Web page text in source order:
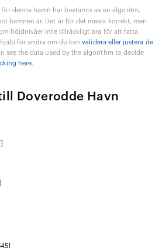
denna hamn har bestämts av en algoritm,
hamnen är. Det är för det mesta korrekt, men
höjdnivåer inte tillräckligt bra för att fatta
för andra om du kanvalidera eller justera de
see the data used by the algorithm to decide
here.
Doverodde Havn